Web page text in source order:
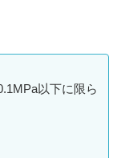
以下に限ら